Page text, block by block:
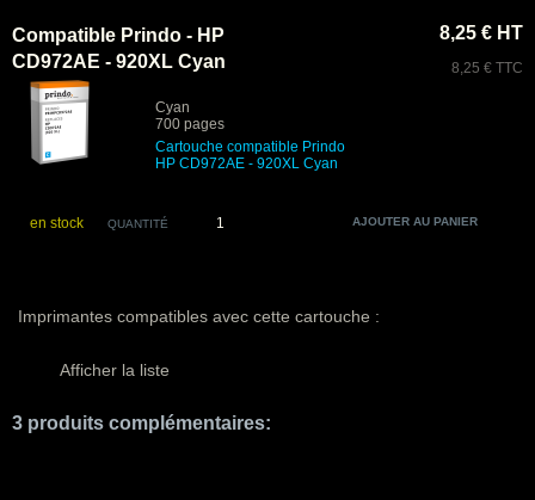
Compatible Prindo - HP
CD972AE - 920XL Cyan
Cyan
700 pages
Cartouche compatible Prindo
HP CD972AE - 920XL Cyan
8,25 € HT
8,25 € TTC
en stock QUANTITÉ
Imprimantes compatibles avec cette cartouche :
Afficher la liste
3 produits complémentaires: